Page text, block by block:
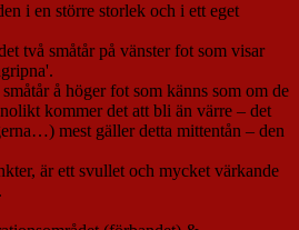
i en större storlek och i ett eget
två småtår på vänster fot som visar
å höger fot som känns som om de
kommer det att bli än värre – det
mest gäller detta mittentån – den
är ett svullet och mycket värkande